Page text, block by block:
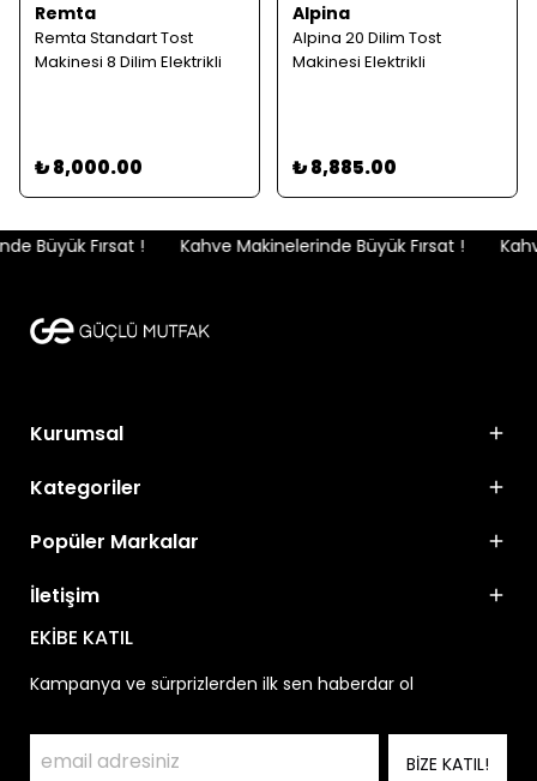
Remta
Remta Standart Tost
Makinesi 8 Dilim Elektrikli
₺ 8,000.00
Alpina
Alpina 20 Dilim Tost
Makinesi Elektrikli
₺ 8,885.00
Büyük Fırsat ! Kahve Makinelerinde Büyük Fırsat !
Kurumsal
Kategoriler
Popüler Markalar
İletişim
EKİBE KATIL
Kampanya ve sürprizlerden ilk sen haberdar ol
BİZE KATIL!